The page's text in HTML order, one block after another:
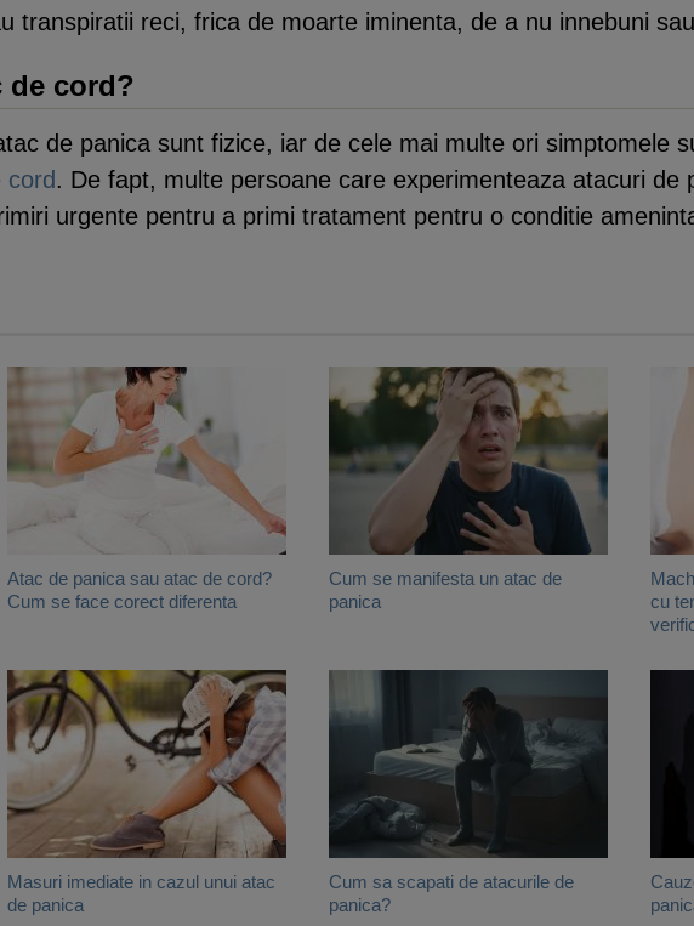
transpiratii reci, frica de moarte iminenta, de a nu innebuni
de cord?
de panica sunt fizice, iar de cele mai multe ori simptomele
cord . De fapt, multe persoane care experimenteaza atacuri de
urgente pentru a primi tratament pentru o conditie
Atac de panica sau atac de cord?
Cum se face corect diferenta
Cum se manifesta un atac de
panica
cu
Masuri imediate in cazul unui atac
de panica
Cum sa scapati de atacurile de
panica?